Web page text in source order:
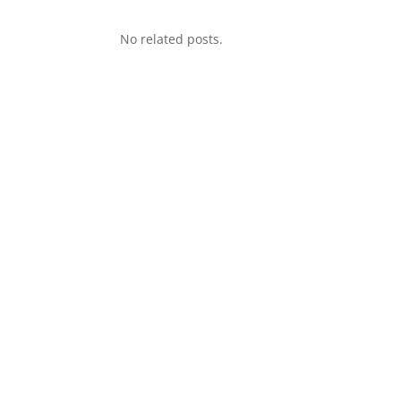
No related posts.